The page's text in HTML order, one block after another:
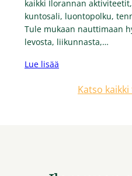
kaikki Ilorannan
kuntosali, luontopolku,
Tule mukaan nauttimaan
levosta, liikunnasta,…
Lue lisää
Katso